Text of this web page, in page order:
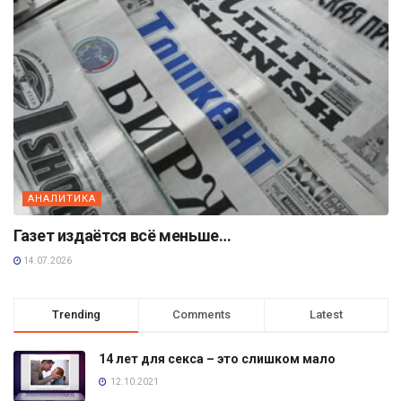
АНАЛИТИКА
Газет издаётся всё меньше…
14.07.2026
Trending Comments Latest
14 лет для секса – это слишком мало
12.10.2021